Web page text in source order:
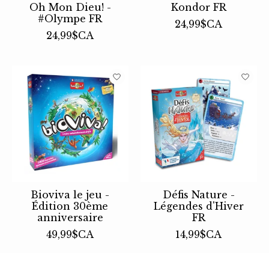
Oh Mon Dieu! -
#Olympe FR
24,99$CA
Kondor FR
24,99$CA
Bioviva le jeu -
Édition 30ème
anniversaire
49,99$CA
Défis Nature -
Légendes d'Hiver
FR
14,99$CA